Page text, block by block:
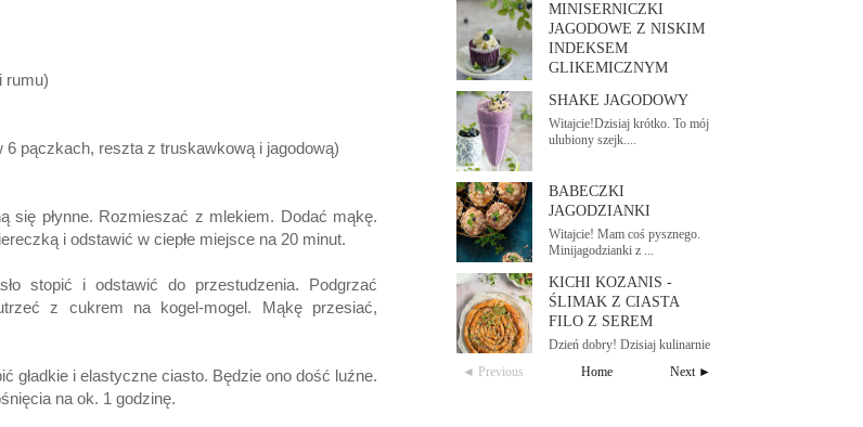
rumu)
6 pączkach, reszta z truskawkową i jagodową)
płynne. Rozmieszać z mlekiem. Dodać mąkę.
i odstawić w ciepłe miejsce na 20 minut.
stopić i odstawić do przestudzenia. Podgrzać
z cukrem na kogel-mogel. Mąkę przesiać,
gładkie i elastyczne ciasto. Będzie ono dość luźne.
na ok. 1 godzinę.
MINISERNICZKI
JAGODOWE Z NISKIM
INDEKSEM
GLIKEMICZNYM
Dzień dobry! Pod koniec sezonu
jagodowego wp... SHAKE JAGODOWY
Witajcie!Dzisiaj krótko. To mój
ulubiony szejk....
BABECZKI
JAGODZIANKI
Witajcie! Mam coś pysznego.
Minijagodzianki z ...
KICHI KOZANIS -
ŚLIMAK Z CIASTA
FILO Z SEREM
Dzień dobry! Dzisiaj kulinarnie
◄ Previous Next ►
Home